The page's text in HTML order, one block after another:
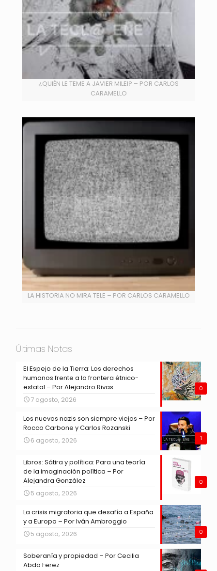
¿QUIÉN LE TEME A JAVIER MILEI? – POR CARLOS
CARAMELLO
LA HISTORIA NO MIRA TELE – POR CARLOS CARAMELLO
Últimas Notas
0
El Espejo de la Tierra: Los derechos
humanos frente a la frontera étnico-
estatal – Por Alejandro Rivas
7 agosto, 2026
1
Los nuevos nazis son siempre viejos – Por
Rocco Carbone y Carlos Rozanski
6 agosto, 2026
0
Libros: Sátira y política: Para una teoría
de la imaginación política – Por
Alejandra González
5 agosto, 2026
0
La crisis migratoria que desafía a España
y a Europa – Por Iván Ambroggio
5 agosto, 2026
Soberanía y propiedad – Por Cecilia
Abdo Ferez